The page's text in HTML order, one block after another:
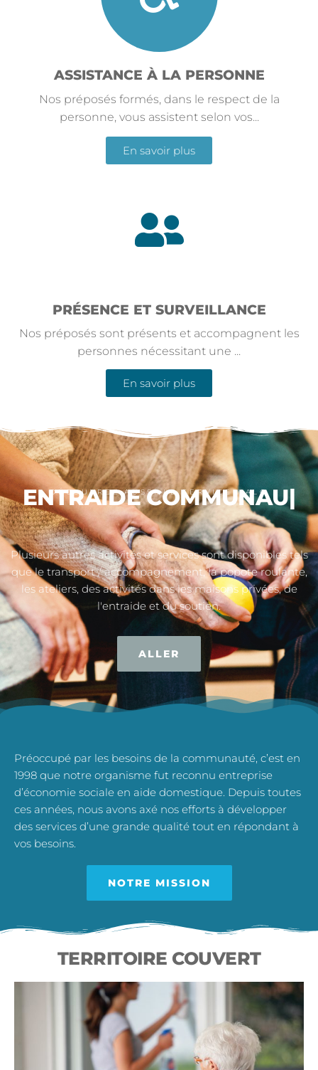
ASSISTANCE À LA PERSONNE
Nos préposés formés, dans le respect de la
personne, vous assistent selon vos...
En savoir plus
PRÉSENCE ET SURVEILLANCE
Nos préposés sont présents et accompagnent les
personnes nécessitant une ...
En savoir plus
AA|
DÉCOUVREZ AUSSI LE SERVICE HALO
ENTRAIDE
COMMUNAUTAIRE|
Plusieurs autres activités et services sont disponibles tels
que le transport / accompagnement, la popote roulante,
les ateliers, des activités dans les maisons privées, de
l'entraide et du soutien.
Préoccupé par les besoins de la communauté, c’est en
1998 que notre organisme fut reconnu entreprise
d’économie sociale en aide domestique. Depuis toutes
ces années, nous avons axé nos efforts à développer
des services d’une grande qualité tout en répondant à
vos besoins.
NOTRE MISSION
TERRITOIRE COUVERT